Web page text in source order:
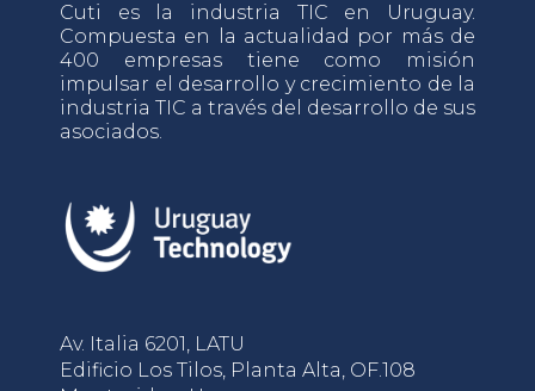
Cuti es la industria TIC en Uruguay.
Compuesta en la actualidad por más de
400 empresas tiene como misión
impulsar el desarrollo y crecimiento de la
industria TIC a través del desarrollo de sus
asociados.
Av. Italia 6201, LATU
Edificio Los Tilos, Planta Alta, OF.108